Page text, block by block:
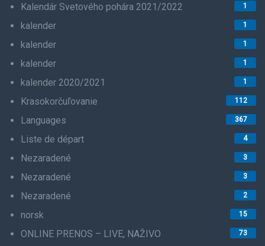
Kalendár Svetového pohára 2021/2022 1
kalender 1
kalender 1
kalender 1
kalender 2020/2021 1
Krasokorčuľovanie 112
Languages 367
Liste de départ 4
Nezaradené 3
Nezaradené 3
Nezaradené 2
norsk 15
ONLINE PRENOS – LIVE, NAŽIVO 73